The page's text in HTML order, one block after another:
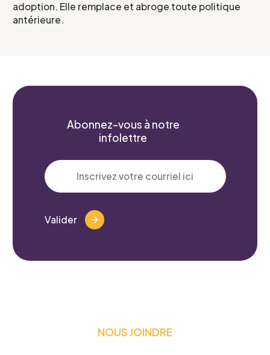
adoption. Elle remplace et abroge toute politique
antérieure.
Abonnez-vous à notre
infolettre
Valider
NOUS JOINDRE